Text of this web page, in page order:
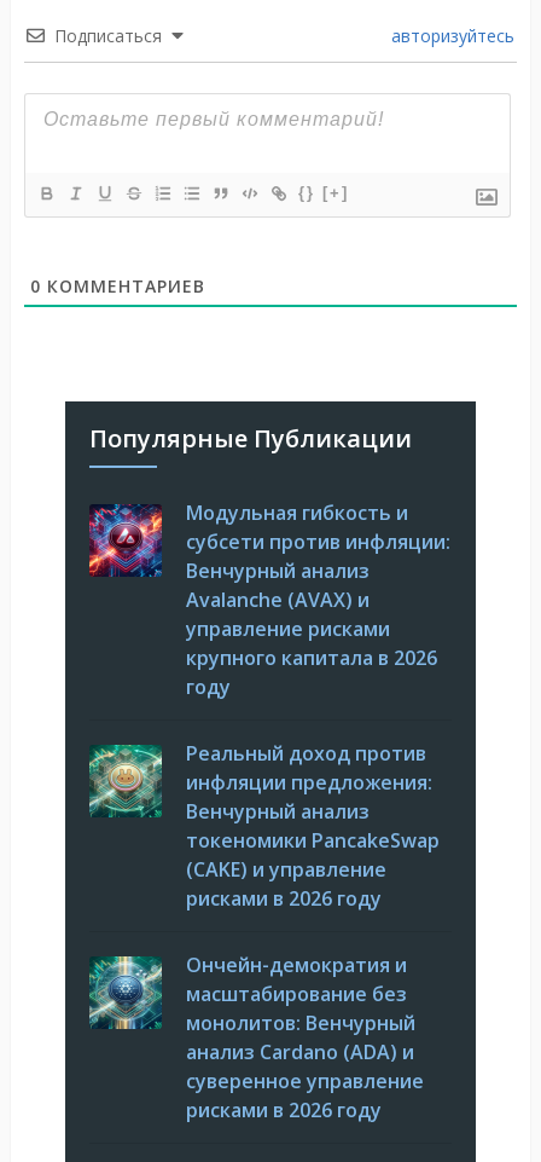
Подписаться авторизуйтесь
{} [+]
0 КОММЕНТАРИЕВ
Популярные Публикации
Модульная гибкость и
субсети против инфляции:
Венчурный анализ
Avalanche (AVAX) и
управление рисками
крупного капитала в 2026
году
Реальный доход против
инфляции предложения:
Венчурный анализ
токеномики PancakeSwap
(CAKE) и управление
рисками в 2026 году
Ончейн-демократия и
масштабирование без
монолитов: Венчурный
анализ Cardano (ADA) и
суверенное управление
рисками в 2026 году